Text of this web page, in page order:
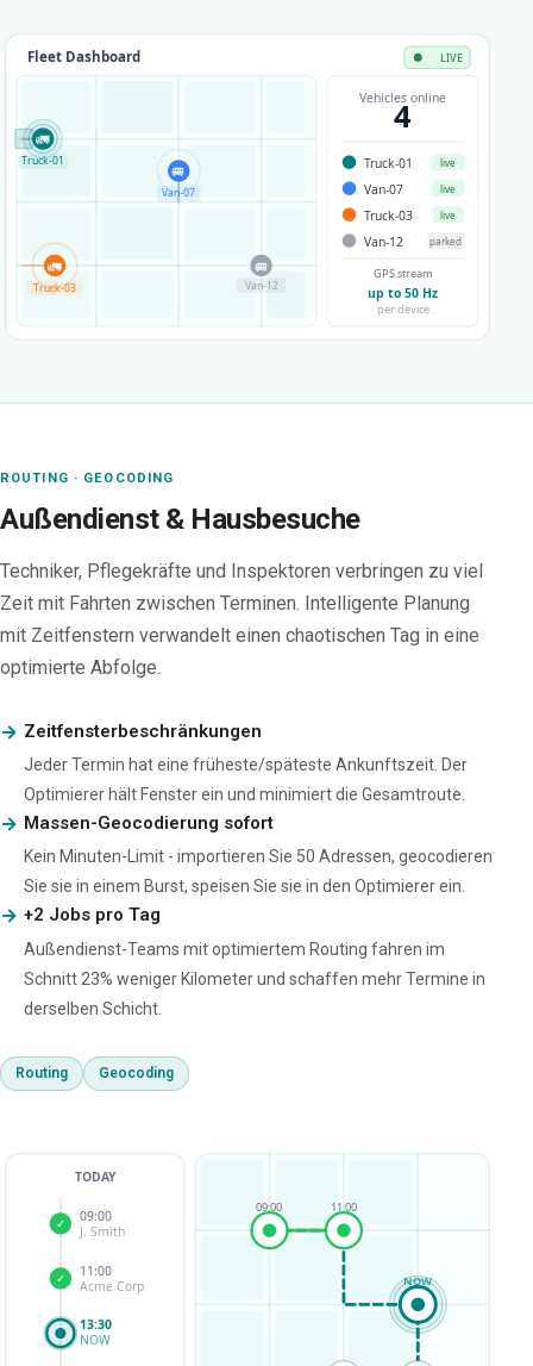
Fleet Dashboard LIVE
🏭 🚛
Truck-01 🚐
Van-07
🚛
Truck-03
🚐
Van-12
Vehicles online
4
Truck-01 live
Van-07 live
Truck-03 live
Van-12 parked
GPS stream
up to 50 Hz
per device
ROUTING · GEOCODING
Außendienst & Hausbesuche
Techniker, Pflegekräfte und Inspektoren verbringen zu viel
Zeit mit Fahrten zwischen Terminen. Intelligente Planung
mit Zeitfenstern verwandelt einen chaotischen Tag in eine
optimierte Abfolge.
Zeitfensterbeschränkungen
Jeder Termin hat eine früheste/späteste Ankunftszeit. Der
Optimierer hält Fenster ein und minimiert die Gesamtroute.
Massen-Geocodierung sofort
Kein Minuten-Limit - importieren Sie 50 Adressen, geocodieren
Sie sie in einem Burst, speisen Sie sie in den Optimierer ein.
+2 Jobs pro Tag
Außendienst-Teams mit optimiertem Routing fahren im
Schnitt 23% weniger Kilometer und schaffen mehr Termine in
derselben Schicht.
Routing Geocoding
TODAY
✓ 09:00
J. Smith
✓
11:00
Acme Corp
13:30
NOW
09:00 11:00
NOW